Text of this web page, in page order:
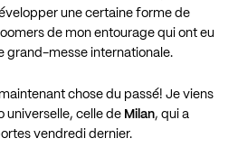
une certaine forme de
de mon entourage qui ont eu
grand-messe internationale.
chose du passé! Je viens
universelle, celle de Milan, qui a
vendredi dernier.